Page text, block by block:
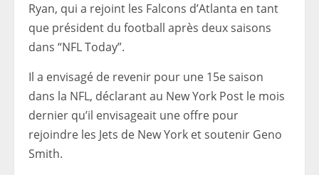
Ryan, qui a rejoint les Falcons d’Atlanta en tant
que président du football après deux saisons
dans “NFL Today”.
Il a envisagé de revenir pour une 15e saison
dans la NFL, déclarant au New York Post le mois
dernier qu’il envisageait une offre pour
rejoindre les Jets de New York et soutenir Geno
Smith.